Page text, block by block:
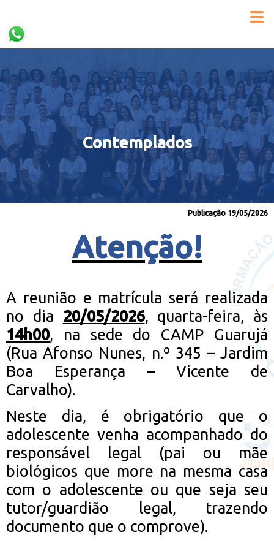
Contemplados
Publicação 19/05/2026
Atenção!
A reunião e matrícula será realizada
no dia 20/05/2026, quarta-feira, às
14h00, na sede do CAMP Guarujá
(Rua Afonso Nunes, n.º 345 – Jardim
Boa Esperança – Vicente de
Carvalho).
Neste dia, é obrigatório que o
adolescente venha acompanhado do
responsável legal (pai ou mãe
biológicos que more na mesma casa
com o adolescente ou que seja seu
tutor/guardião legal, trazendo
documento que o comprove).